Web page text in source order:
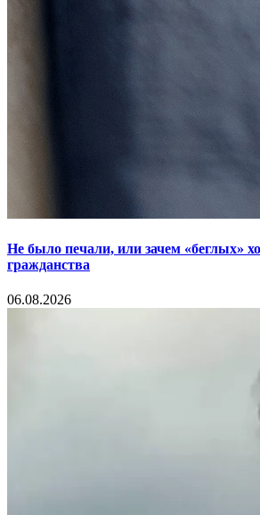
Не было печали, или зачем «беглых»
гражданства
06.08.2026